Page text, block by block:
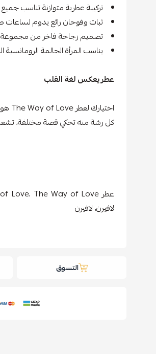
تركيبة عطرية متوازنة تناسب جميع
ثبات وفوحان رائع يدوم لساعات
تصميم زجاجة فاخر من مجموعة
يناسب المرأة الحالمة الرومانسية
عطر يعكس لغة القلب
اختيارك لعطر The Way of Love هو إعلان عن حبك للجمال والبساطة والرقي.
كل رشة منه تحكي قصة مختلفة،
لافيرن، لافيرن
التسوق